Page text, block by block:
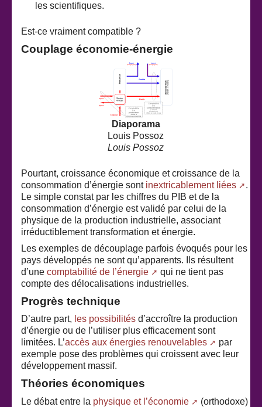
les scientifiques.
Est-ce vraiment compatible ?
Couplage économie-énergie
Diaporama
Louis Possoz
Louis Possoz
Pourtant, croissance économique et croissance de la
consommation d’énergie sont inextricablement liées
.
Le simple constat par les chiffres du PIB et de la
consommation d’énergie est validé par celui de la
physique de la production industrielle, associant
irréductiblement transformation et énergie.
Les exemples de découplage parfois évoqués pour les
pays développés ne sont qu’apparents. Ils résultent
d’une comptabilité de l’énergie
qui ne tient pas
compte des délocalisations industrielles.
Progrès technique
D’autre part, les possibilités d’accroître la production
d’énergie ou de l’utiliser plus efficacement sont
limitées. L’accès aux énergies renouvelables
par
exemple pose des problèmes qui croissent avec leur
développement massif.
Théories économiques
Le débat entre la physique et l’économie (orthodoxe)